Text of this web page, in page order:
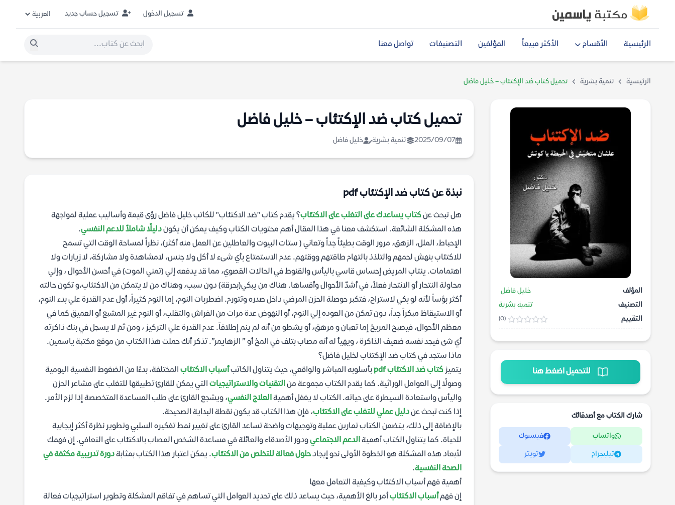
تسجيل الدخول تسجيل حساب جديد
الرئيسية الأقسام الأكثر مبيعاً المؤلفين التصنيفات تواصل معنا
الرئيسية تنمية بشرية تحميل كتاب ضد الإكتئاب – خليل فاضل
المؤلف
خليل فاضل
التصنيف
تنمية بشرية
التقييم
(0)
للتحميل اضغط هنا
شارك الكتاب مع أصدقائك
واتساب فيسبوك
تيليجرام تويتر
تحميل كتاب ضد الإكتئاب – خليل فاضل
2025/09/07 تنمية بشرية خليل فاضل
نبذة عن كتاب ضد الإكتئاب pdf
هل تبحث عنكتاب يساعدك على التغلب على الاكتئاب؟ يقدم كتاب "ضد الاكتئاب" للكاتب خليل فاضل رؤى قيمة وأساليب عملية لمواجهة
هذه المشكلة الشائعة. استكشف معنا في هذا المقال أهم محتويات الكتاب وكيف يمكن أن يكوندليلًا شاملاً للدعم النفسي.
الإحباط، الملل، الزهق، مرور الوقت بطيئاً جداً وتعاني ( ستات البيوت والعاطلين عن العمل منه أكثر)، نظراً لمساحة الوقت التي تسمح
للاكتئاب بنهش لحمهم والتلذذ بالتهام طاقتهم ووقتهم. عدم الاستمتاع بأي شىء لا أكل ولا جنس، لامشاهدة ولا مشاركة، لا زيارات ولا
اهتمامات. ينتاب المريض إحساس قاسي باليأس والقنوط في الحالات القصوي، مما قد يدفعه إلي (تمني الموت) في أحسن الأحوال ، وإلي
محاولة النتحار أو الانتحار فعلاً، في أشدّ الأحوال وأقساها. هناك من يبكي(بحرقة) دون سبب، وهناك من لا يتمكن من الاكتئاب،و تكون حالته
أكثر بؤساً لأنه لو بكي لاستراح، فتكبر حوصلة الحزن المرضي داخل صدره وتتورم. اضطربات النوم، إما النوم كثيراً، أول عدم القدرة علي بدء النوم،
أو الاستيقاظ مبكراً جداً، دون تمكن من العوده إلي النوم، أو النهوض عدة مرات من الفراش والتقلب، أو النوم غير المشبع أو العميق كما في
معظم الأحوال، فيصبح المريخ إما تعبان و مرهق، أو يشطو من أنه لم ينم إطلاقاً. عدم القدرة علي التركيز ، ومن ثمَ لا يسجل في بنك ذاكرته
أي شئ فيجد نفسه ضعيف الذاكرة ، ويهيأ له أنه مصاب بتلف في المخ أو ” الزهايمر”. تذكر أنك حملت هذا الكتاب من موقع مكتبة ياسمين.
ماذا ستجد في كتاب ضد الإكتئاب لخليل فاضل؟
يتميز كتاب ضد الاكتئاب pdf بأسلوبه المباشر والواقعي، حيث يتناول الكاتبأسباب الاكتئاب المختلفة، بدءًا من الضغوط النفسية اليومية
وصولًا إلى العوامل الوراثية. كما يقدم الكتاب مجموعة منالتقنيات والاستراتيجيات التي يمكن للقارئ تطبيقها للتغلب على مشاعر الحزن
واليأس واستعادة السيطرة على حياته. الكتاب لا يغفل أهميةالعلاج النفسي، ويشجع القارئ على طلب المساعدة المتخصصة إذا لزم الأمر.
إذا كنت تبحث عندليل عملي للتغلب على الاكتئاب، فإن هذا الكتاب قد يكون نقطة البداية الصحيحة.
بالإضافة إلى ذلك، يتضمن الكتاب تمارين عملية وتوجيهات واضحة تساعد القارئ على تغيير نمط تفكيره السلبي وتطوير نظرة أكثر إيجابية
للحياة. كما يتناول الكتاب أهميةالدعم الاجتماعيودور الأصدقاء والعائلة في مساعدة الشخص المصاب بالاكتئاب على التعافي. إن فهمك
لأبعاد هذه المشكلة هو الخطوة الأولى نحو إيجادحلول فعالة للتخلص من الاكتئاب. يمكن اعتبار هذا الكتاب بمثابةدورة تدريبية مكثفة في
الصحة النفسية.
أهمية فهم أسباب الاكتئاب وكيفية التعامل معها
إن فهمأسباب الاكتئابأمر بالغ الأهمية، حيث يساعد ذلك على تحديد العوامل التي تساهم في تفاقم المشكلة وتطوير استراتيجيات فعالة